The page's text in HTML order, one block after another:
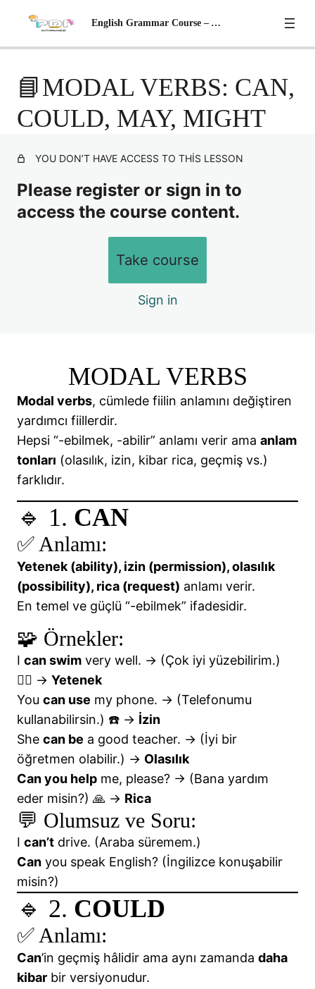
English Grammar Course – A2 Level
📘 Adjectives With '-ed' AND '-ing'
📘 Possessive Adjectives (İyelik Sıfatları) Preview
📘 Adverbs of Frequency Sıklık Zarfları
📘 Giving Advice & Stating Necessities
📘 Comparative ; Superlative Adjectives
📘 Comparisons – II
📘 Future Simple Tense – Gelecek zaman
📘Infinitives and Gerunds
📘 Have got / Has got
📘Irregular Verbs
📘Irregular Verbs
📘MODAL VERBS: CAN, COULD, MAY, MIGHT
📘Have to and Must
🎯 ORDER OF ADJECTIVES
🎯 PAST CONTINUOUS TENSE
🎯 PAST SIMPLE TENSE
📘Past Simple + Past Continuous
📘Would Rather / Would Sooner
📘Prefixes & Suffixes of Adjectives
📘Present Perfect Tense
📘 Pronouns (Zamirler)
📘Quantifiers
👏Summary of Tenses – 1
👏TENSES IN ENGLISH
📘MODAL VERBS: CAN,
COULD, MAY, MIGHT
YOU DON’T HAVE ACCESS TO THIS LESSON
Please register or sign in to
access the course content.
Take course
Sign in
MODAL VERBS
Modal verbs, cümlede fiilin anlamını değiştiren
yardımcı fiillerdir.
Hepsi “-ebilmek, -abilir” anlamı verir ama anlam
tonları (olasılık, izin, kibar rica, geçmiş vs.)
farklıdır.
🔹 1. CAN
✅ Anlamı:
Yetenek (ability), izin (permission), olasılık
(possibility), rica (request) anlamı verir.
En temel ve güçlü “-ebilmek” ifadesidir.
🧩 Örnekler:
I can swim very well. → (Çok iyi yüzebilirim.)
🏊‍♀️ → Yetenek
You can use my phone. → (Telefonumu
kullanabilirsin.) ☎️ → İzin
She can be a good teacher. → (İyi bir
öğretmen olabilir.) → Olasılık
Can you help me, please? → (Bana yardım
eder misin?) 🙏 → Rica
💬 Olumsuz ve Soru:
I can’t drive. (Araba süremem.)
Can you speak English? (İngilizce konuşabilir
misin?)
🔹 2. COULD
✅ Anlamı:
Can’in geçmiş hâlidir ama aynı zamanda daha
kibar bir versiyonudur.